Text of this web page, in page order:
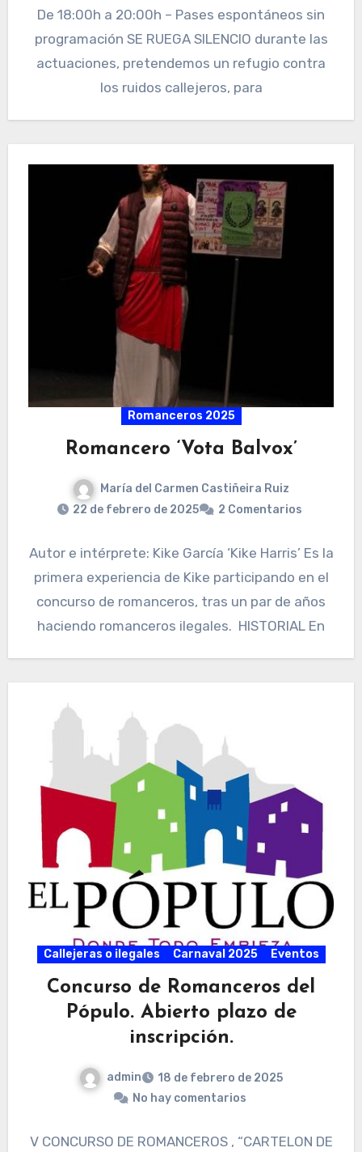
De 18:00h a 20:00h – Pases espontáneos sin
programación SE RUEGA SILENCIO durante las
actuaciones, pretendemos un refugio contra
los ruidos callejeros, para
Romanceros 2025
Romancero ‘Vota Balvox’
María del Carmen Castiñeira Ruiz
22 de febrero de 2025
2 Comentarios
Autor e intérprete: Kike García ‘Kike Harris’ Es la
primera experiencia de Kike participando en el
concurso de romanceros, tras un par de años
haciendo romanceros ilegales. HISTORIAL En
Callejeras o ilegales Carnaval 2025 Eventos
Concurso de Romanceros del
Pópulo. Abierto plazo de
inscripción.
admin
18 de febrero de 2025
No hay comentarios
V CONCURSO DE ROMANCEROS , “CARTELON DE